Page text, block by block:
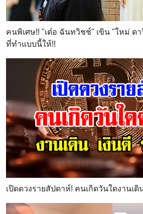
คนพิเศษ!! "เต๋อ ฉันทวิชช์" เขิน "ใหม่ ด
ที่ทำแบบนี้ให้!!
เปิดดวงรายสัปดาห์! คนเกิดวันใดงานเดิ